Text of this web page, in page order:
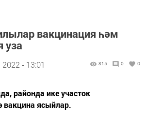
вакцинация һәм
уза
- 13:01 815 0 0
районда ике участок
вакцина ясыйлар.